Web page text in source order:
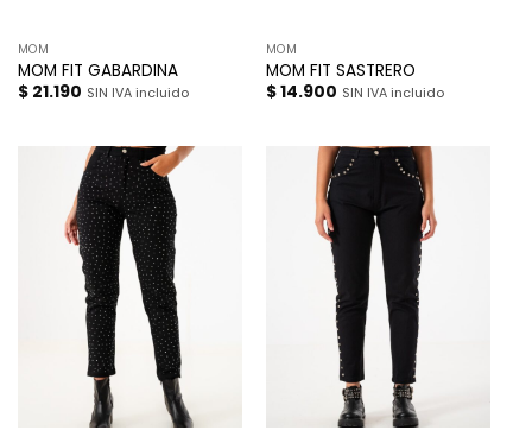
MOM
MOM FIT GABARDINA
$21.190 SIN IVA incluido
MOM
MOM FIT SASTRERO
$14.900 SIN IVA incluido